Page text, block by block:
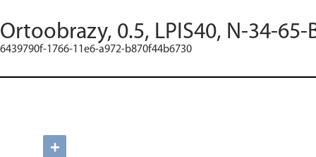
Ortoobrazy, 0.5, LPIS40, N-34-65-
6439790f-1766-11e6-a972-b870f44b6730
+